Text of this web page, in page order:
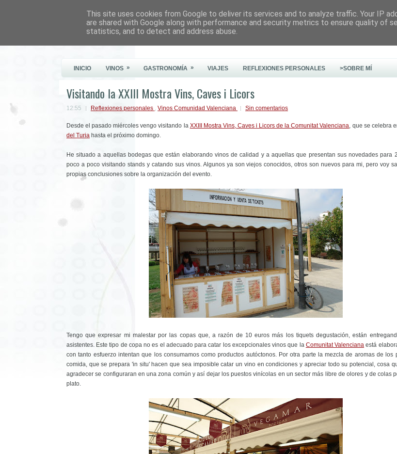
Este Vino Me Gusta
INICIO VINOS » GASTRONOMÍA » VIAJES REFLEXIONES PERSONALES >SOBRE MÍ
Visitando la XXIII Mostra Vins, Caves i Licors
12:55 Reflexiones personales , Vinos Comunidad Valenciana Sin comentarios
Desde el pasado miércoles vengo visitando la XXIII Mostra Vins, Caves i Licors de la Comunitat Valenciana, que se celebra
del Turia hasta el próximo domingo.
He situado a aquellas bodegas que están elaborando vinos de calidad y a aquellas que presentan sus novedades para
poco a poco visitando stands y catando sus vinos. Algunos ya son viejos conocidos, otros son nuevos para mi, pero voy
propias conclusiones sobre la organización del evento.
Tengo que expresar mi malestar por las copas que, a razón de 10 euros más los tiquets degustación, están
asistentes. Este tipo de copa no es el adecuado para catar los excepcionales vinos que la Comunitat Valenciana está
con tanto esfuerzo intentan que los consumamos como productos autóctonos. Por otra parte la mezcla de aromas de los
comida, que se prepara 'in situ' hacen que sea imposible catar un vino en condiciones y apreciar todo su potencial, cosa
agradecer se configuraran en una zona común y así dejar los puestos vinícolas en un sector más libre de olores y de colas
plato.
This site uses cookies from Google to deliver its services and to analyze traffic. Your IP
are shared with Google along with performance and security metrics to ensure quality of
statistics, and to detect and address abuse.